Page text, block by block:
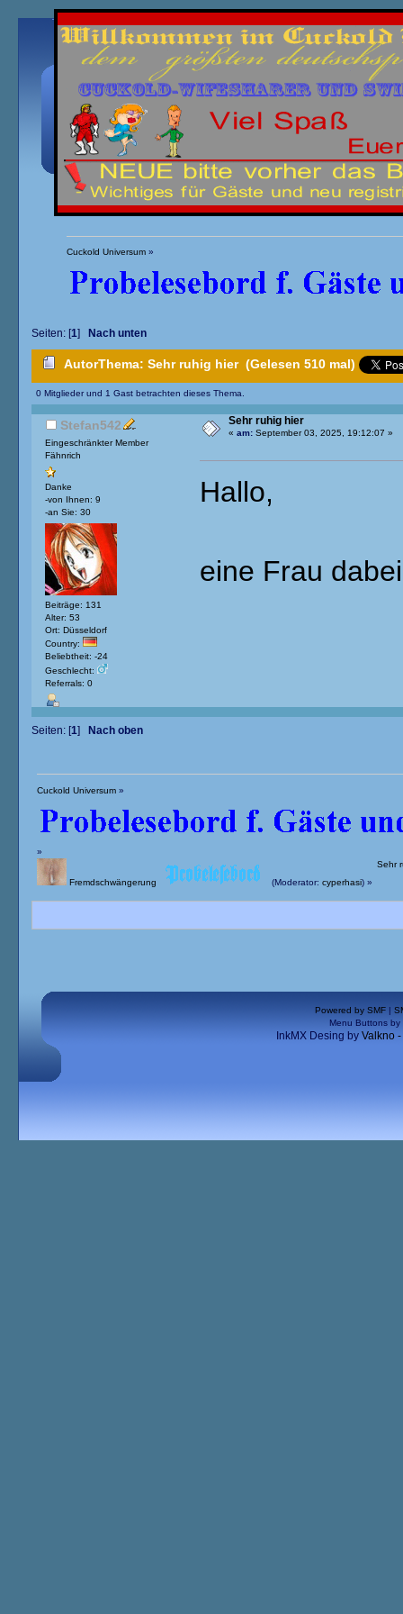
Übersicht Kalender Einloggen Registrieren
Cuckold Universum»
Seiten: [1]Nach unten
AutorThema: Sehr ruhig hier (Gelesen 510 mal)
0 Mitglieder und 1 Gast betrachten dieses Thema.
Stefan542
Eingeschränkter Member
Fähnrich
Danke
-von Ihnen: 9
-an Sie: 30
Beiträge: 131
Alter: 53
Ort: Düsseldorf
Country:
Beliebtheit: -24
Geschlecht:
Referrals: 0
Sehr ruhig hier
« am:September 03, 2025, 19:12:07 »
Hallo,
eine Frau
Seiten: [1]Nach oben
Cuckold Universum»
»
Fremdschwängerung (Moderator: cyperhasi) »
Sehr
Powered by SMF
Menu Buttons by
InkMX Desing by Valkno